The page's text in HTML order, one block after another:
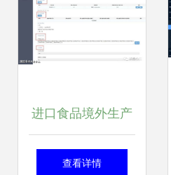
进口食品境外生产
企业注册信息可以
查看详情